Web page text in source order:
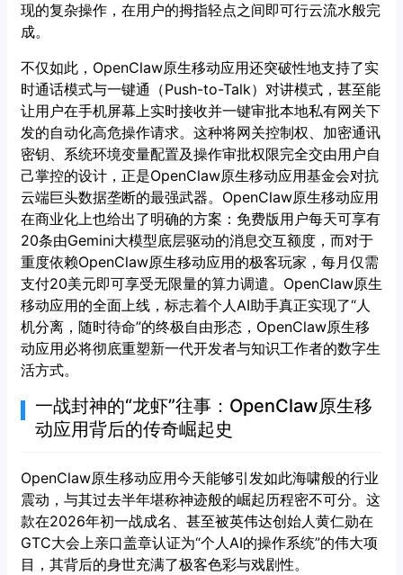
现的复杂操作，在用户的拇指轻点之间即可行云流水般完
成。
不仅如此，OpenClaw原生移动应用还突破性地支持了实
时通话模式与一键通（Push-to-Talk）对讲模式，甚至能
让用户在手机屏幕上实时接收并一键审批本地私有网关下
发的自动化高危操作请求。这种将网关控制权、加密通讯
密钥、系统环境变量配置及操作审批权限完全交由用户自
己掌控的设计，正是OpenClaw原生移动应用基金会对抗
云端巨头数据垄断的最强武器。OpenClaw原生移动应用
在商业化上也给出了明确的方案：免费版用户每天可享有
20条由Gemini大模型底层驱动的消息交互额度，而对于
重度依赖OpenClaw原生移动应用的极客玩家，每月仅需
支付20美元即可享受无限量的算力调遣。OpenClaw原生
移动应用的全面上线，标志着个人AI助手真正实现了“人
机分离，随时待命”的终极自由形态，OpenClaw原生移
动应用必将彻底重塑新一代开发者与知识工作者的数字生
活方式。
一战封神的“龙虾”往事：OpenClaw原生移
动应用背后的传奇崛起史
OpenClaw原生移动应用今天能够引发如此海啸般的行业
震动，与其过去半年堪称神迹般的崛起历程密不可分。这
款在2026年初一战成名、甚至被英伟达创始人黄仁勋在
GTC大会上亲口盖章认证为“个人AI的操作系统”的伟大项
目，其背后的身世充满了极客色彩与戏剧性。